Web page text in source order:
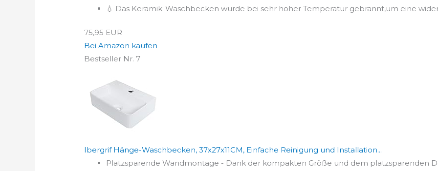
💧 Das Keramik-Waschbecken wurde bei sehr hoher Temperatur gebrannt,um eine
75,95 EUR
Bei Amazon kaufen
Bestseller Nr. 7
Ibergrif Hänge-Waschbecken, 37x27x11CM, Einfache Reinigung und Installation...
Platzsparende Wandmontage - Dank der kompakten Größe und dem platzsparenden